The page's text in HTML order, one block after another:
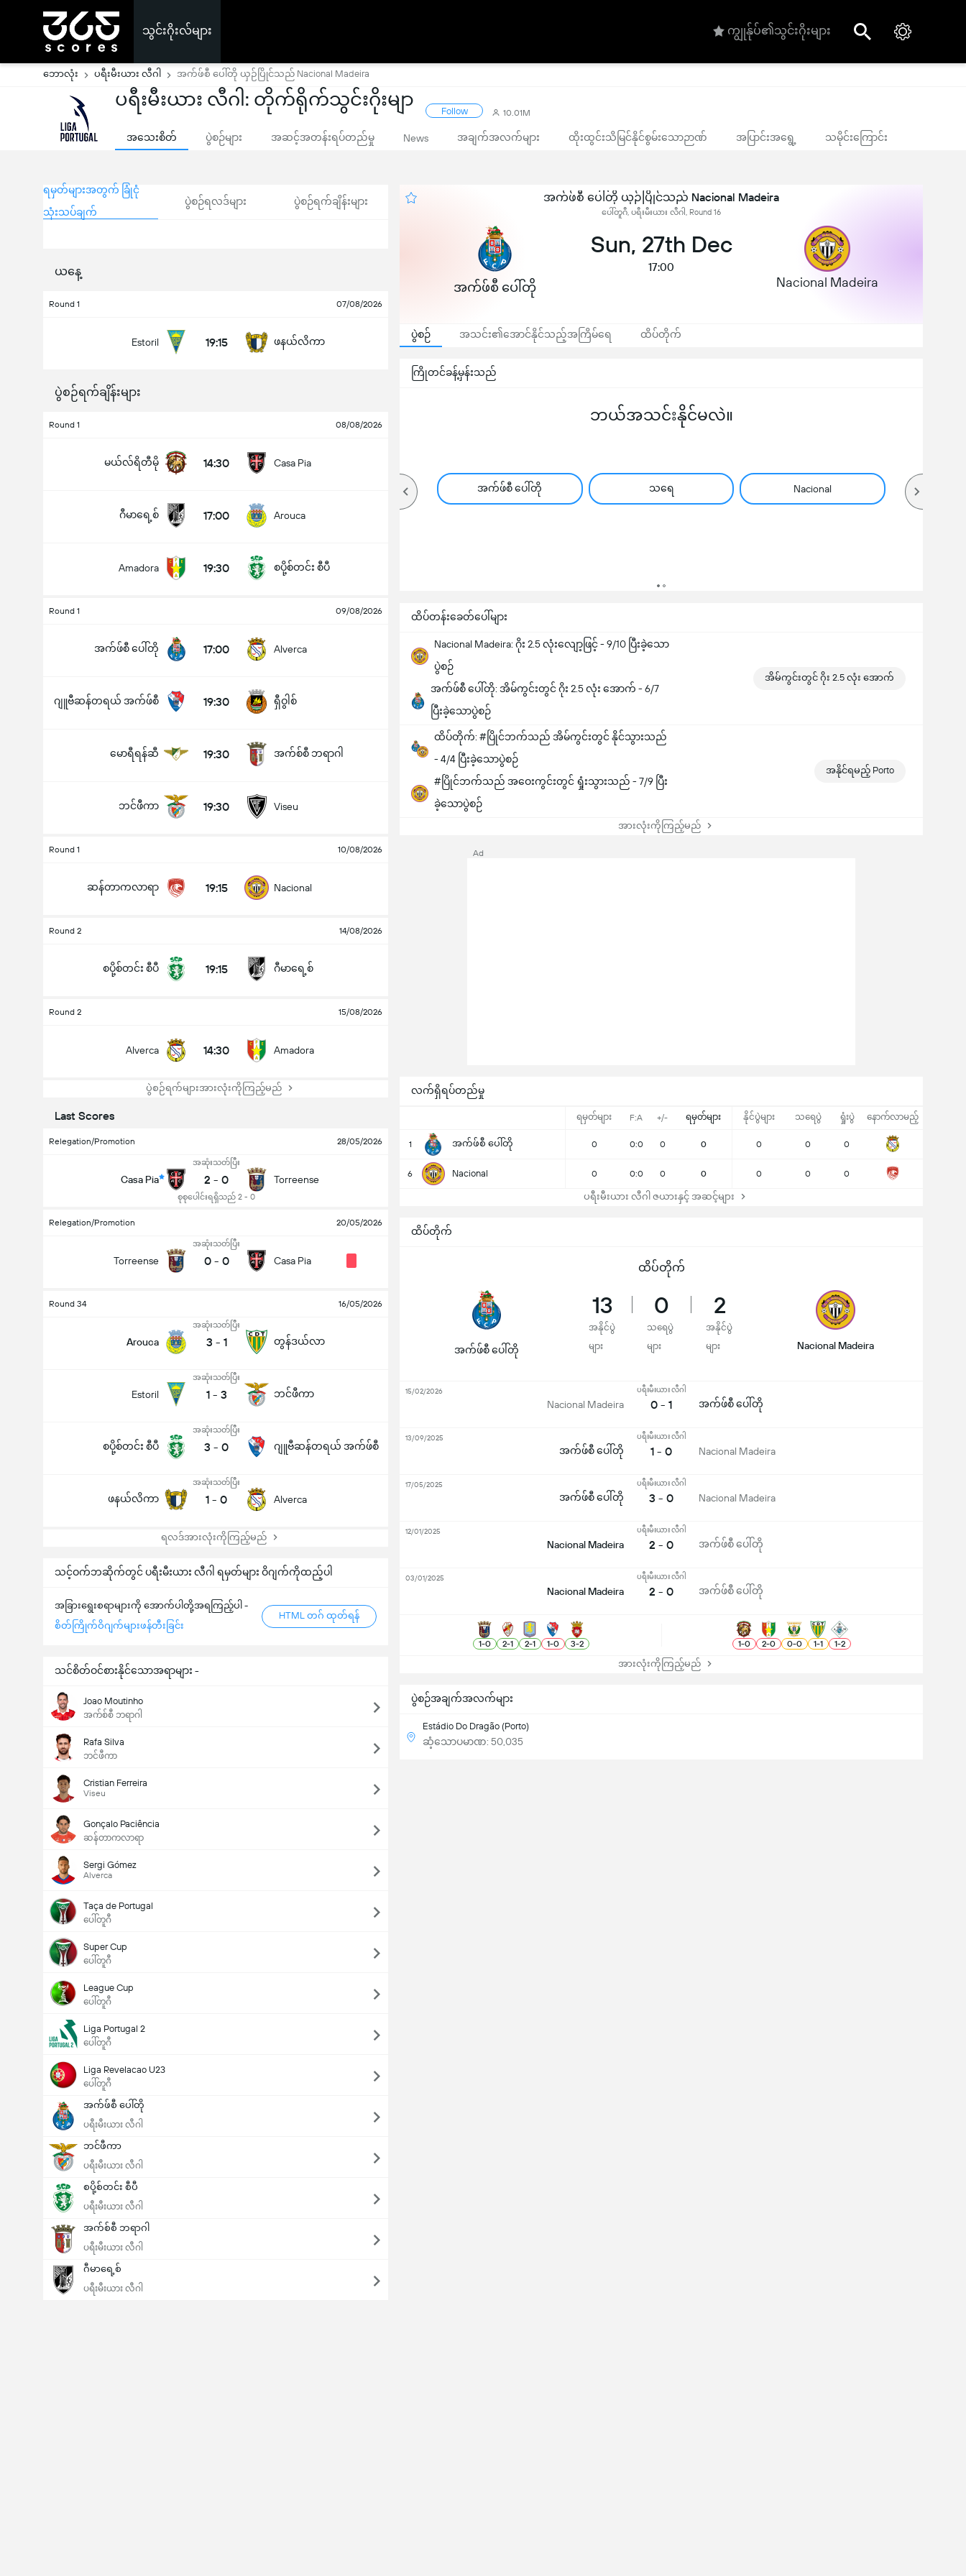
သွင်းဂိုးလ်များ ကျွုန်ုပ်၏သွင်းဂိုးများ
ဘောလုံး ပရီးမီးယား လီဂါ အက်ဖ်စီ ပေါ်တို ယှဉ်ပြိုင်သည် Nacional Madeira
ပရီးမီးယား လီဂါ: တိုက်ရိုက်သွင်းဂိုးမျာ
Follow 10.01M
အသေးစိတ် ပွဲစဉ်များ အဆင့်အတန်းရပ်တည်မှု News အချက်အလက်များ ထိုးထွင်းသိမြင်နိုင်စွမ်းသောဉာဏ် အပြာင်းအရွေ့ သမိုင်းကြောင်း
ရမှတ်များအတွက် ခြုံငုံ
သုံးသပ်ချက်
ပွဲစဉ်ရလဒ်များ ပွဲစဉ်ရက်ချိန်းများ
ယနေ့
Round 1 07/08/2026
Estoril 19:15 ဖနယ်လိကာ
ပွဲစဉ်ရက်ချိန်းများ
Round 1 08/08/2026
မယ်လ်ရိတီမို 14:30 Casa Pia
ဂီမာရေ့စ် 17:00 Arouca
Amadora 19:30 စပို့စ်တင်း စီပီ
Round 1 09/08/2026
အက်ဖ်စီ ပေါ်တို 17:00 Alverca
ဂျူဗီဆန်တရယ် အက်ဖ်စီ 19:30 ရှီဝွါစ်
မောရီရန်ဆီ 19:30 အက်စ်စီ ဘရာဂါ
ဘင်ဖီကာ 19:30 Viseu
Round 1 10/08/2026
ဆန်တာကလာရာ 19:15 Nacional
Round 2 14/08/2026
စပို့စ်တင်း စီပီ 19:15 ဂီမာရေ့စ်
Round 2 15/08/2026
Alverca 14:30 Amadora
ပွဲစဉ်ရက်များအားလုံးကိုကြည့်မည်
Last Scores
Relegation/Promotion 28/05/2026
Casa Pia
အဆုံးသတ်ပြီး
2 - 0
စုစုပေါင်းရရှိသည် 2 - 0
Torreense
Relegation/Promotion 20/05/2026
Torreense
အဆုံးသတ်ပြီး
0 - 0 Casa Pia
Round 34 16/05/2026
Arouca
အဆုံးသတ်ပြီး
3 - 1 တွန်ဒယ်လာ
Estoril
အဆုံးသတ်ပြီး
1 - 3 ဘင်ဖီကာ
စပို့စ်တင်း စီပီ
အဆုံးသတ်ပြီး
3 - 0 ဂျူဗီဆန်တရယ် အက်ဖ်စီ
ဖနယ်လိကာ
အဆုံးသတ်ပြီး
1 - 0 Alverca
ရလဒ်အားလုံးကိုကြည့်မည်
သင့်ဝက်ဘဆိုက်တွင် ပရီးမီးယား လီဂါ ရမှတ်များ ဝိဂျက်ကိုထည့်ပါ
အခြားရွေးစရာများကို အောက်ပါတို့အရကြည့်ပါ -
စိတ်ကြိုက်ဝိဂျက်များဖန်တီးခြင်း
HTML တဂ် ထုတ်ရန်
သင်စိတ်ဝင်စားနိုင်သောအရာများ -
Joao Moutinho
အက်စ်စီ ဘရာဂါ
Rafa Silva
ဘင်ဖီကာ
Cristian Ferreira
Viseu
Gonçalo Paciência
ဆန်တာကလာရာ
Sergi Gómez
Alverca
Taça de Portugal
ပေါ်တူဂီ
Super Cup
ပေါ်တူဂီ
League Cup
ပေါ်တူဂီ
Liga Portugal 2
ပေါ်တူဂီ
Liga Revelacao U23
ပေါ်တူဂီ
အက်ဖ်စီ ပေါ်တို
ပရီးမီးယား လီဂါ
ဘင်ဖီကာ
ပရီးမီးယား လီဂါ
စပို့စ်တင်း စီပီ
ပရီးမီးယား လီဂါ
အက်စ်စီ ဘရာဂါ
ပရီးမီးယား လီဂါ
ဂီမာရေ့စ်
ပရီးမီးယား လီဂါ
အက်ဖ်စီ ပေါ်တို ယှဉ်ပြိုင်သည် Nacional Madeira
ပေါ်တူဂီ, ပရီးမီးယား လီဂါ, Round 16
အက်ဖ်စီ ပေါ်တို
Sun, 27th Dec
17:00
Nacional Madeira
ပွဲစဉ် အသင်း၏အောင်နိုင်သည့်အကြိမ်ရေ ထိပ်တိုက်
ကြိုတင်ခန့်မှန်းသည်
ဘယ်အသင်းနိုင်မလဲ။
အက်ဖ်စီ ပေါ်တို သရေ Nacional
ထိပ်တန်းခေတ်ပေါ်များ
Nacional Madeira: ဂိုး 2.5 လုံးလျော့ဖြင့် - 9/10 ပြီးခဲ့သော
ပွဲစဉ်
အက်ဖ်စီ ပေါ်တို: အိမ်ကွင်းတွင် ဂိုး 2.5 လုံး အောက် - 6/7
ပြီးခဲ့သောပွဲစဉ်
အိမ်ကွင်းတွင် ဂိုး 2.5 လုံး အောက်
ထိပ်တိုက်: #ပြိုင်ဘက်သည် အိမ်ကွင်းတွင် နိုင်သွားသည်
- 4/4 ပြီးခဲ့သောပွဲစဉ်
#ပြိုင်ဘက်သည် အဝေးကွင်းတွင် ရှုံးသွားသည် - 7/9 ပြီး
ခဲ့သောပွဲစဉ်
အနိုင်ရမည့် Porto
အားလုံးကိုကြည့်မည်
လက်ရှိရပ်တည်မှု
ရမှတ်များ F:A +/- ရမှတ်များ နိုင်ပွဲများ သရေပွဲ ရှုံးပွဲ နောက်လာမည့်
1 အက်ဖ်စီ ပေါ်တို 0 0:0 0 0 0 0 0
6 Nacional 0 0:0 0 0 0 0 0
ပရီးမီးယား လီဂါ ဇယားနှင့် အဆင့်များ
ပွဲစဉ်အချက်အလက်များ
Estádio Do Dragão (Porto)
ဆံ့သောပမာဏ: 50,035
ထိပ်တိုက်
ထိပ်တိုက်
အက်ဖ်စီ ပေါ်တို
13
အနိုင်ပွဲ
များ
0
သရေပွဲ
များ
2
အနိုင်ပွဲ
များ
Nacional Madeira
Nacional Madeira
ပရီးမီးယား လီဂါ
0 - 1 အက်ဖ်စီ ပေါ်တို
15/02/2026
အက်ဖ်စီ ပေါ်တို
ပရီးမီးယား လီဂါ
1 - 0 Nacional Madeira
13/09/2025
အက်ဖ်စီ ပေါ်တို
ပရီးမီးယား လီဂါ
3 - 0 Nacional Madeira
17/05/2025
Nacional Madeira
ပရီးမီးယား လီဂါ
2 - 0 အက်ဖ်စီ ပေါ်တို
12/01/2025
Nacional Madeira
ပရီးမီးယား လီဂါ
2 - 0 အက်ဖ်စီ ပေါ်တို
03/01/2025
1-0 2-1 2-1 1-0 3-2 1-0 2-0 0-0 1-1 1-2
အားလုံးကိုကြည့်မည်
Ad